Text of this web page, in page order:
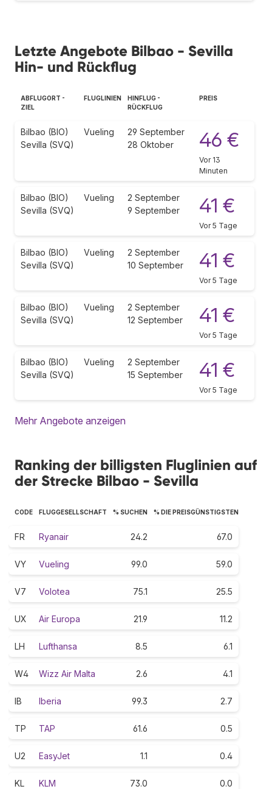
Letzte Angebote Bilbao - Sevilla
Hin- und Rückflug
ABFLUGORT -
ZIEL
FLUGLINIEN
HINFLUG -
RÜCKFLUG
PREIS
Bilbao (BIO)
Sevilla (SVQ)
Vueling
29 September
28 Oktober
46 €
Vor 13
Minuten
Bilbao (BIO)
Sevilla (SVQ)
Vueling
2 September
9 September
41 €
Vor 5 Tage
Bilbao (BIO)
Sevilla (SVQ)
Vueling
2 September
10 September
41 €
Vor 5 Tage
Bilbao (BIO)
Sevilla (SVQ)
Vueling
2 September
12 September
41 €
Vor 5 Tage
Bilbao (BIO)
Sevilla (SVQ)
Vueling
2 September
15 September
41 €
Vor 5 Tage
Mehr Angebote anzeigen
Ranking der billigsten Fluglinien auf
der Strecke Bilbao - Sevilla
CODE FLUGGESELLSCHAFT % SUCHEN % DIE PREISGÜNSTIGSTEN
FR Ryanair 24.2 67.0
VY Vueling 99.0 59.0
V7 Volotea 75.1 25.5
UX Air Europa 21.9 11.2
LH Lufthansa 8.5 6.1
W4 Wizz Air Malta 2.6 4.1
IB Iberia 99.3 2.7
TP TAP 61.6 0.5
U2 EasyJet 1.1 0.4
KL KLM 73.0 0.0